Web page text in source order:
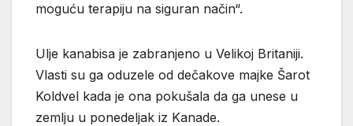
moguću terapiju na siguran način“.
Ulje kanabisa je zabranjeno u Velikoj Britaniji.
Vlasti su ga oduzele od dečakove majke Šarot
Koldvel kada je ona pokušala da ga unese u
zemlju u ponedeljak iz Kanade.